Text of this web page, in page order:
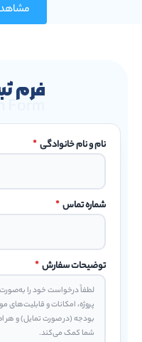
فرم
نام و نام خانوادگی *
شماره تماس *
توضیحات سفارش *